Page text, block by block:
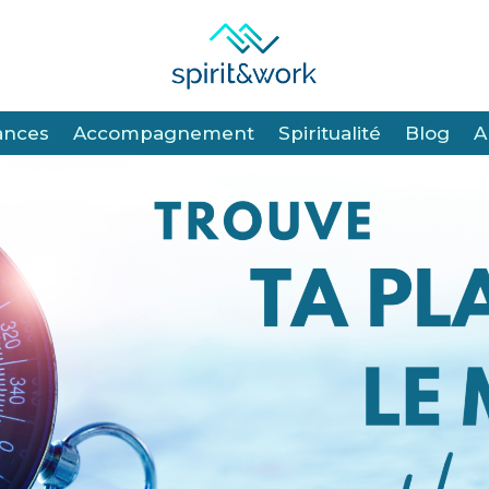
Accompagnement Spiritualité Blog
Accompagnement Spiritualité Blog